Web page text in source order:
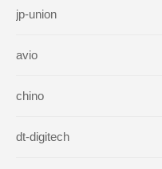
jp-union
avio
chino
dt-digitech